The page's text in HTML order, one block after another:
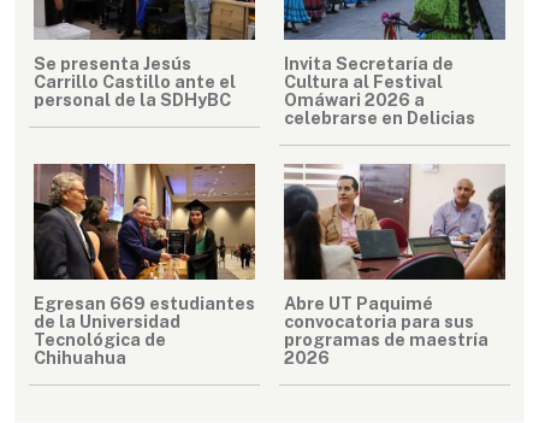
Se presenta Jesús
Carrillo Castillo ante el
personal de la SDHyBC
Invita Secretaría de
Cultura al Festival
Omáwari 2026 a
celebrarse en Delicias
Egresan 669 estudiantes
de la Universidad
Tecnológica de
Chihuahua
Abre UT Paquimé
convocatoria para sus
programas de maestría
2026